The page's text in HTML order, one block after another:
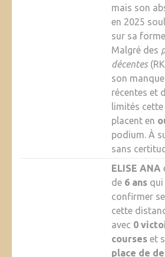
mais son
en 2025
sur sa
Malgré des
décentes
son
récentes et
limités cette
placent en
podium. À
sans
ELISE ANA
de 6 ansqui
confirmer
cette
avec 0
courseset
place de